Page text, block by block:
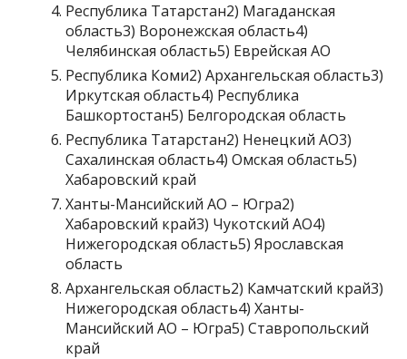
Республика Татарстан2) Магаданская
область3) Воронежская область4)
Челябинская область5) Еврейская АО
Республика Коми2) Архангельская область3)
Иркутская область4) Республика
Башкортостан5) Белгородская область
Республика Татарстан2) Ненецкий АО3)
Сахалинская область4) Омская область5)
Хабаровский край
Ханты-Мансийский АО – Югра2)
Хабаровский край3) Чукотский АО4)
Нижегородская область5) Ярославская
область
Архангельская область2) Камчатский край3)
Нижегородская область4) Ханты-
Мансийский АО – Югра5) Ставропольский
край